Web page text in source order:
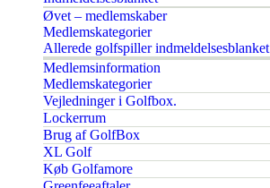
Øvet – medlemskaber
Medlemskategorier
Allerede golfspiller indmeldelsesblanket
Medlemsinformation
Medlemskategorier
Vejledninger i Golfbox.
Lockerrum
Brug af GolfBox
XL Golf
Køb Golfamore